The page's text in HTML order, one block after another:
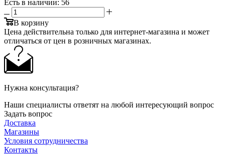
Есть в наличии: 56
В корзину
Цена действительна только для интернет-магазина и может
отличаться от цен в розничных магазинах.
Нужна консультация?
Наши специалисты ответят на любой интересующий вопрос
Задать вопрос
Доставка
Магазины
Условия сотрудничества
Контакты